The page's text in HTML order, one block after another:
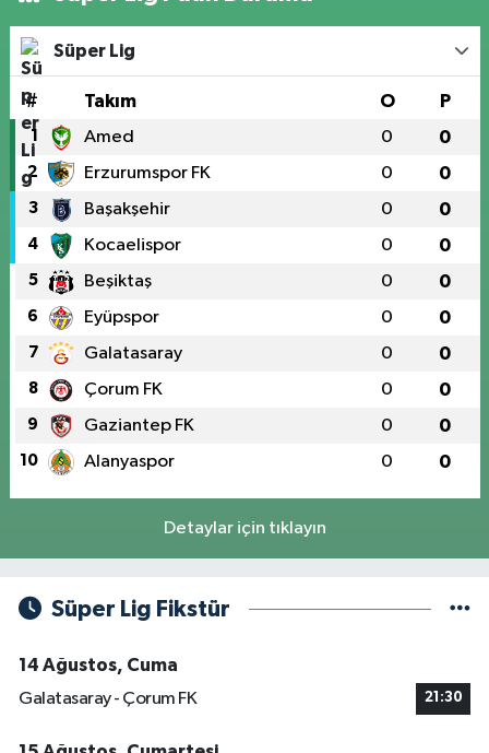
Süper Lig
# Takım O P
1 Amed 0 0
2 Erzurumspor FK 0 0
3 Başakşehir 0 0
4 Kocaelispor 0 0
5 Beşiktaş 0 0
6 Eyüpspor 0 0
7 Galatasaray 0 0
8 Çorum FK 0 0
9 Gaziantep FK 0 0
10 Alanyaspor 0 0
Detaylar için tıklayın
Süper Lig Fikstür
14 Ağustos, Cuma
Galatasaray - Çorum FK
21:30